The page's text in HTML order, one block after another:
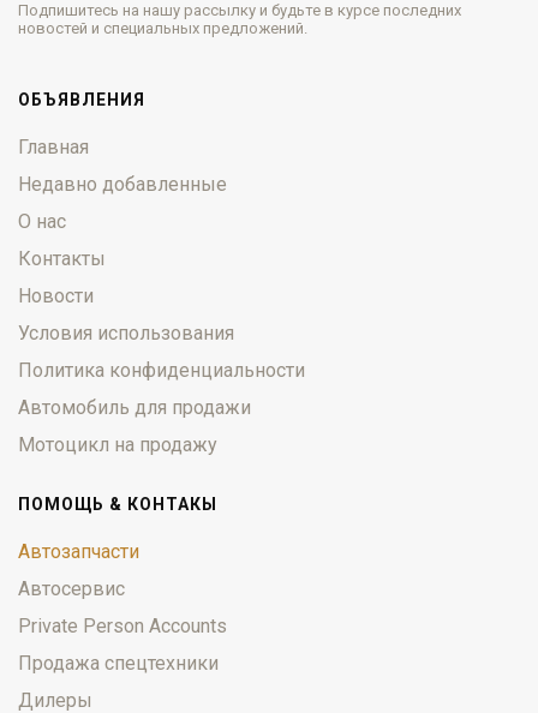
Подпишитесь на нашу рассылку и будьте в курсе последних
новостей и специальных предложений.
ОБЪЯВЛЕНИЯ
Главная
Недавно добавленные
О нас
Контакты
Новости
Условия использования
Политика конфиденциальности
Автомобиль для продажи
Мотоцикл на продажу
ПОМОЩЬ & КОНТАКЫ
Автозапчасти
Автосервис
Private Person Accounts
Продажа спецтехники
Дилеры